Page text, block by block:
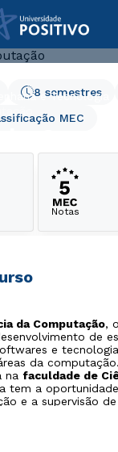
e Tecnologia
MEC
8 semestres
Notas
da Computação,
de
e
da
na faculdade de
tem a
e a supervisão
a automação